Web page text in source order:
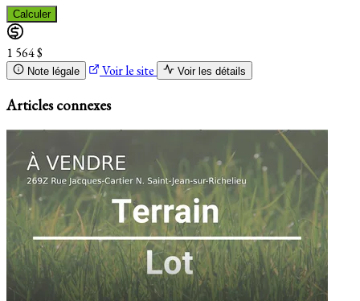
Calculer
1 564 $
Note légale Voir le site Voir les détails
Articles connexes